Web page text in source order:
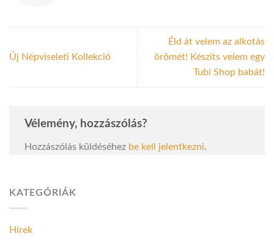
Új Népviseleti Kollekció
Éld át velem az alkotás
örömét! Készíts velem egy
Tubi Shop babát!
Vélemény, hozzászólás?
Hozzászólás küldéséhez be kell jelentkezni.
KATEGÓRIÁK
Hírek